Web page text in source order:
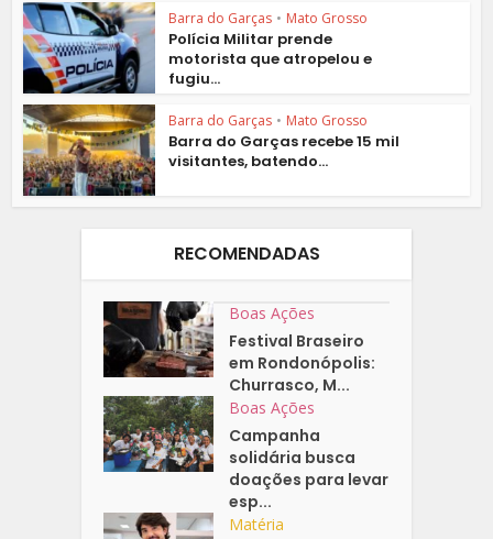
Barra do Garças • Mato Grosso
Polícia Militar prende
motorista que atropelou e
fugiu...
Barra do Garças • Mato Grosso
Barra do Garças recebe 15 mil
visitantes, batendo...
RECOMENDADAS
Boas Ações
Festival Braseiro
em Rondonópolis:
Churrasco, M...
Boas Ações
Campanha
solidária busca
doações para levar
esp...
Matéria